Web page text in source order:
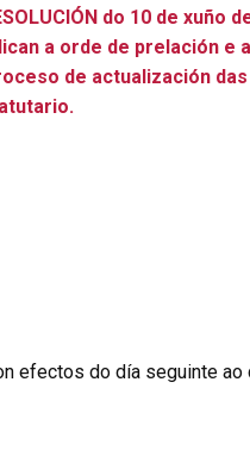
do 10 de xuño
a orde de prelación
de actualización
efectos do día seguinte ao